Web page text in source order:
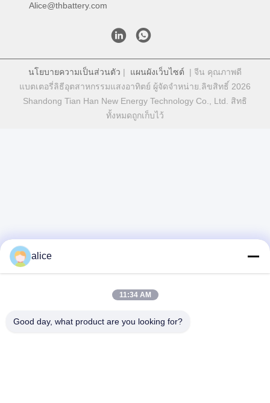
Alice@thbattery.com
นโยบายความเป็นส่วนตัว | แผนผังเว็บไซต์ | จีน คุณภาพดี
แบตเตอรี่ลิธีอุตสาหกรรมแสงอาทิตย์ ผู้จัดจําหน่าย.ลิขสิทธิ์ 2026
Shandong Tian Han New Energy Technology Co., Ltd. สิทธิ
ทั้งหมดถูกเก็บไว้
alice
11:34 AM
Good day, what product are you looking for?